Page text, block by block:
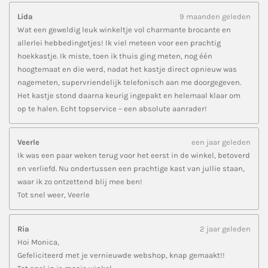
Lida
9 maanden geleden
Wat een geweldig leuk winkeltje vol charmante brocante en
allerlei hebbedingetjes! Ik viel meteen voor een prachtig
hoekkastje. Ik miste, toen ik thuis ging meten, nog één
hoogtemaat en die werd, nadat het kastje direct opnieuw was
nagemeten, supervriendelijk telefonisch aan me doorgegeven.
Het kastje stond daarna keurig ingepakt en helemaal klaar om
op te halen. Echt topservice – een absolute aanrader!
Veerle
een jaar geleden
Ik was een paar weken terug voor het eerst in de winkel, betoverd
en verliefd. Nu ondertussen een prachtige kast van jullie staan,
waar ik zo ontzettend blij mee ben!
Tot snel weer, Veerle
Ria
2 jaar geleden
Hoi Monica,
Gefeliciteerd met je vernieuwde webshop, knap gemaakt!!